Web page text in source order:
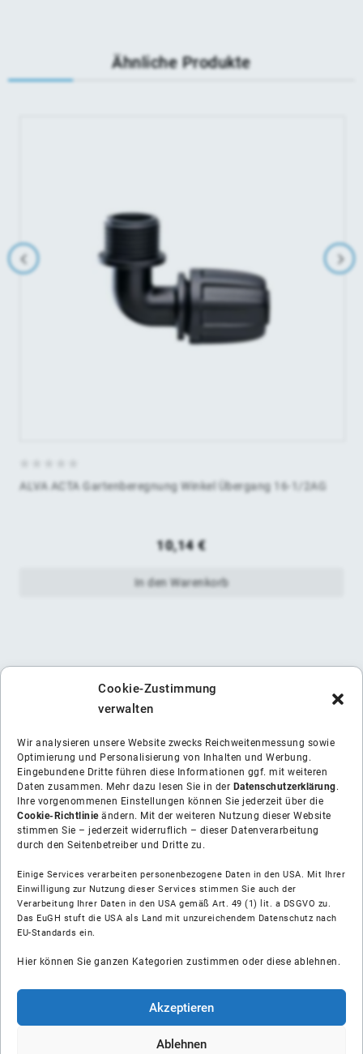
Cookie-Zustimmung
verwalten
Wir analysieren unsere Website zwecks Reichweitenmessung sowie
Optimierung und Personalisierung von Inhalten und Werbung.
Eingebundene Dritte führen diese Informationen ggf. mit weiteren
Daten zusammen. Mehr dazu lesen Sie in der Datenschutzerklärung.
Ihre vorgenommenen Einstellungen können Sie jederzeit über die
Cookie-Richtlinieändern. Mit der weiteren Nutzung dieser Website
stimmen Sie – jederzeit widerruflich – dieser Datenverarbeitung
durch den Seitenbetreiber und Dritte zu.
Einige Services verarbeiten personenbezogene Daten in den USA. Mit Ihrer
Einwilligung zur Nutzung dieser Services stimmen Sie auch der
Verarbeitung Ihrer Daten in den USA gemäß Art. 49 (1) lit. a DSGVO zu.
Das EuGH stuft die USA als Land mit unzureichendem Datenschutz nach
EU-Standards ein.
Hier können Sie ganzen Kategorien zustimmen oder diese ablehnen.
Akzeptieren
Ablehnen
Ähnliche Produkte
ALVA ACTA Gartenberegnung Winkel Übergang 16-1/2AG
10,14€
In den Warenkorb
Über uns
Soziale Medien